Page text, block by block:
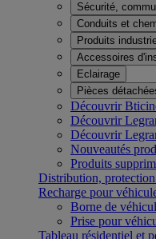
Sécurité,
Conduits et
Produits
Accessoires
Eclairage
Pièces
Découvrir
Découvrir
Découvrir
Nouveautés
Produits
Distribution,
Recharge pour
Borne de
Prise pour
Tableau résidentiel et